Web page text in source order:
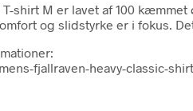
T-shirt M er lavet af 100
og slidstyrke er i fokus.
fjallraven-heavy-classic-